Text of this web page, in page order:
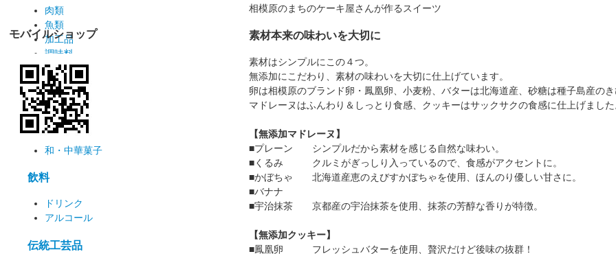
相模原のまちのケーキ屋さんが作るスイーツ
素材本来の味わいを大切に
素材はシンプルにこの４つ。
無添加にこだわり、素材の味わいを大切に仕上げています。
卵は相模原のブランド卵・鳳凰卵、小麦粉、バターは北海道産、砂糖は種子島産のき
マドレーヌはふんわり＆しっとり食感、クッキーはサックサクの食感に仕上げました
【無添加マドレーヌ】
■プレーン シンプルだから素材を感じる自然な味わい。
■くるみ クルミがぎっしり入っているので、食感がアクセントに。
■かぼちゃ 北海道産恵のえびすかぼちゃを使用、ほんのり優しい甘さに。
■バナナ
■宇治抹茶 京都産の宇治抹茶を使用、抹茶の芳醇な香りが特徴。
【無添加クッキー】
■鳳凰卵 フレッシュバターを使用、贅沢だけど後味の抜群！
肉類
魚類
加工品
調味料
漬物
麺類
お菓子
洋菓子
和・中華菓子
飲料
ドリンク
アルコール
伝統工芸品
モバイルショップ